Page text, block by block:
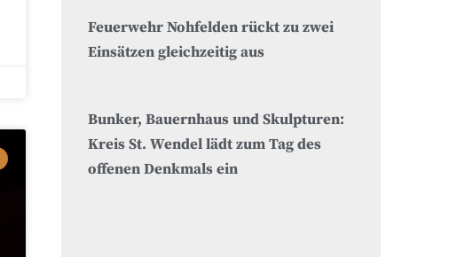
Feuerwehr Nohfelden rückt zu zwei
Einsätzen gleichzeitig aus
Bunker, Bauernhaus und Skulpturen:
Kreis St. Wendel lädt zum Tag des
offenen Denkmals ein